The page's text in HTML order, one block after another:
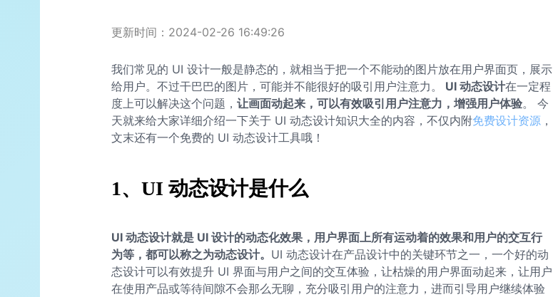
更新时间：2024-02-26 16:49:26
我们常见的 UI 设计一般是静态的，就相当于把一个不能动的图片放在用户界面页，展示
给用户。不过干巴巴的图片，可能并不能很好的吸引用户注意力。
UI 动态设计在一定程
度上可以解决这个问题， 让画面动起来，可以有效吸引用户注意力，增强用户体验。 今
天就来给大家详细介绍一下关于 UI 动态设计知识大全的内容，不仅内附免费设计资源 ，
文末还有一个免费的 UI 动态设计工具哦！
1、UI 动态设计是什么
UI 动态设计就是 UI 设计的动态化效果，用户界面上所有运动着的效果和用户的交互行
为等，都可以称之为动态设计。 UI 动态设计在产品设计中的关键环节之一，一个好的动
态设计可以有效提升 UI 界面与用户之间的交互体验，让枯燥的用户界面动起来，让用户
在使用产品或等待间隙不会那么无聊，充分吸引用户的注意力，进而引导用户继续体验